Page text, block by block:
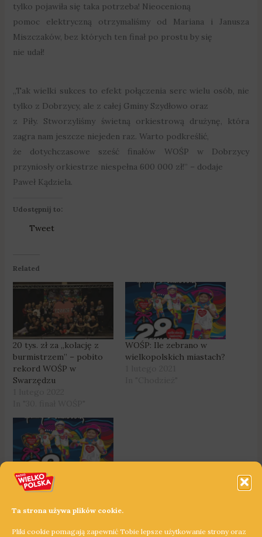
Ta strona używa plików cookie.
Pliki cookie pomagają zapewnić Tobie lepsze użytkowanie strony oraz
tylko pojawiła się taka potrzeba! Nieocenioną
pomoc elektryczną otrzymaliśmy od Mariana i Janusza
Miszczaków, bez których ten finał po prostu by się
nie udał!
„Tak wielki sukces to efekt połączenia serc wielu osób, nie
tylko z Dobrzycy, ale z całej Gminy Szydłowo oraz
z Piły. Stworzyliśmy świetną orkiestrową drużynę, która
zagra nam jeszcze niejeden raz. Warto podkreślić,
że dotychczasowe sześć finałów WOŚP w Dobrzycy
przyniosły orkiestrze niespełna 600 000 zł!” – dodaje
Paweł Kądziela.
Udostępnij to:
Tweet
Related
20 tys. zł za „kolację z
burmistrzem” – pobito
rekord WOŚP w
Swarzędzu
WOŚP: Ile zebrano w
wielkopolskich miastach?
WOŚP: Ile zebrano w
wielkopolskich miastach?
In "Chodzież"